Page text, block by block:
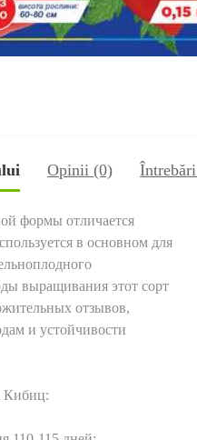
Opinii (0) Întrebări
формы отличается
в основном для
выращивания этот сорт
отзывов,
и устойчивости
Кибиц: